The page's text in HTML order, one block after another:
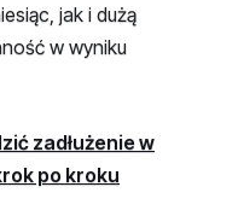
jak i dużą
w wyniku
zadłużenie w
po kroku